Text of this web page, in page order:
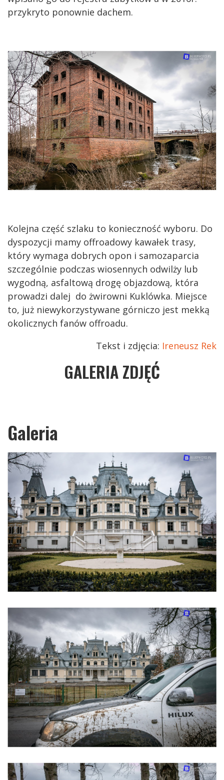
przykryto ponownie dachem.
Kolejna część szlaku to konieczność wyboru. Do
dyspozycji mamy offroadowy kawałek trasy,
który wymaga dobrych opon i samozaparcia
szczególnie podczas wiosennych odwilży lub
wygodną, asfaltową drogę objazdową, która
prowadzi dalej do żwirowni Kuklówka. Miejsce
to, już niewykorzystywane górniczo jest mekką
okolicznych fanów offroadu.
Tekst i zdjęcia: Ireneusz Rek
GALERIA ZDJĘĆ
Galeria